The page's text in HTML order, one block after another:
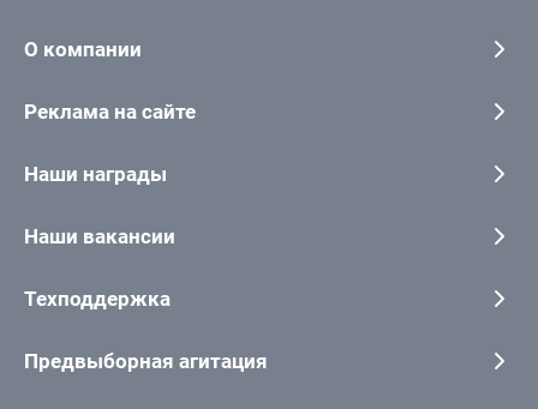
О компании
Реклама на сайте
Наши награды
Наши вакансии
Техподдержка
Предвыборная агитация